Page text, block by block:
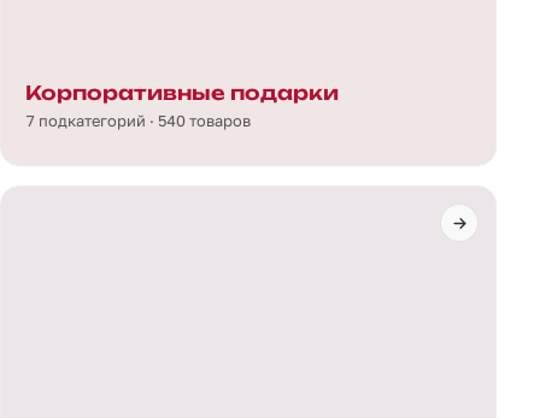
Корпоративные подарки
7 подкатегорий · 540 товаров